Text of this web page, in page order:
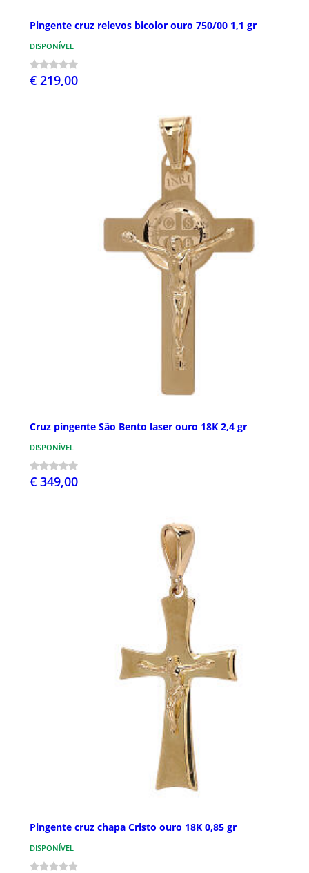
Pingente cruz relevos bicolor ouro 750/00 1,1 gr
DISPONÍVEL
€ 219,00
Cruz pingente São Bento laser ouro 18K 2,4 gr
DISPONÍVEL
€ 349,00
Pingente cruz chapa Cristo ouro 18K 0,85 gr
DISPONÍVEL